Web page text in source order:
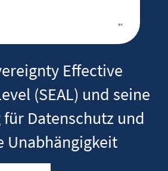
Effective
(SEAL) und seine
Datenschutz und
Unabhängigkeit